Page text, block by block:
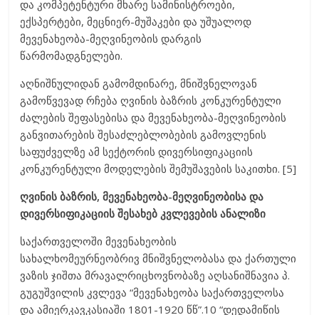
და კომპეტენტური მხარე სამინისტროები,
ექსპერტები, მეცნიერ-მუშაკები და უშუალოდ
მევენახეობა-მეღვინეობის დარგის
წარმომადგნელები.
აღნიშნულიდან გამომდინარე, მნიშვნელოვან
გამოწვევად რჩება ღვინის ბაზრის კონკურენტული
ძალების შეფასებისა და მევენახეობა-მეღვინეობის
განვითარების შესაძლებლობების გამოვლენის
საფუძველზე ამ სექტორის დივერსიფიკაციის
კონკურენტული მოდელების შემუშავების საკითხი. [5]
ღვინის ბაზრის, მევენახეობა-მეღვინეობისა და
დივერსიფიკაციის შესახებ კვლევების ანალიზი
საქართველოში მევენახეობის
სახალხომეურნეობრივ მნიშვნელობასა და ქართული
ვაზის ჯიშთა მრავალრიცხოვნობაზე აღსანიშნავია პ.
გუგუშვილის კვლევა “მევენახეობა საქართველოსა
და ამიერკავკასიაში 1801-1920 წწ”.10 “დედამიწის